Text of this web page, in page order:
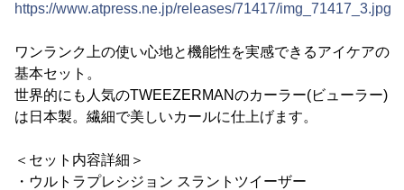
https://www.atpress.ne.jp/releases/71417/img_71417_3.jpg
ワンランク上の使い心地と機能性を実感できるアイケアの
基本セット。
世界的にも人気のTWEEZERMANのカーラー(ビューラー)
は日本製。繊細で美しいカールに仕上げます。
＜セット内容詳細＞
・ウルトラプレシジョン スラントツイーザー